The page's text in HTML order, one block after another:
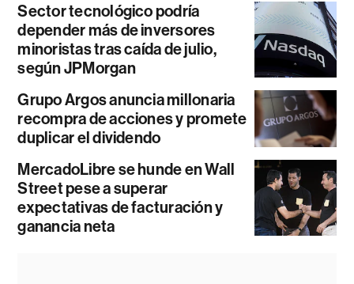
Sector tecnológico podría
depender más de inversores
minoristas tras caída de julio,
según JPMorgan
Grupo Argos anuncia millonaria
recompra de acciones y promete
duplicar el dividendo
MercadoLibre se hunde en Wall
Street pese a superar
expectativas de facturación y
ganancia neta